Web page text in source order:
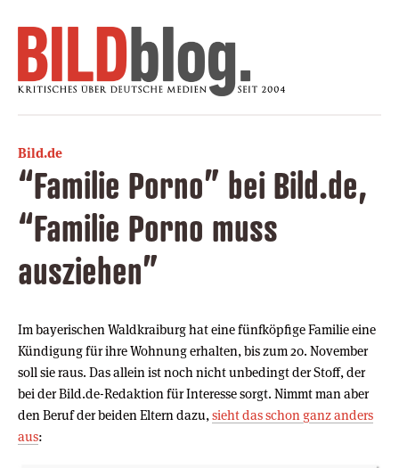
Bild.de
“Familie Porno” bei Bild.de,
“Familie Porno muss
ausziehen”
Im bayerischen Waldkraiburg hat eine fünfköpfige Familie eine
Kündigung für ihre Wohnung erhalten, bis zum 20. November
soll sie raus. Das allein ist noch nicht unbedingt der Stoff, der
bei der Bild.de-Redaktion für Interesse sorgt. Nimmt man aber
den Beruf der beiden Eltern dazu, sieht das schon ganz anders
aus: